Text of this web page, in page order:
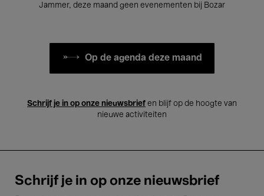
Jammer, deze maand geen evenementen bij Bozar
Op de agenda deze maand
Schrijf je in op onze nieuwsbrief en blijf op de hoogte van
nieuwe activiteiten
Schrijf je in op onze nieuwsbrief